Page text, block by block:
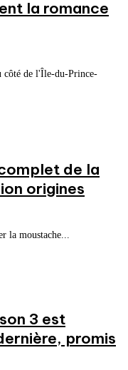
la romance
côté de l'Île-du-Prince-
de la
origines
la moustache...
3 est
promis